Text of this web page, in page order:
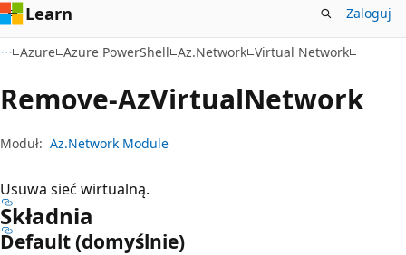
Learn Zaloguj
Azure Azure PowerShell Az.Network Virtual Network
Remove-AzVirtualNetwork
Moduł: Az.Network Module
Usuwa sieć wirtualną.
Składnia
Default (domyślnie)